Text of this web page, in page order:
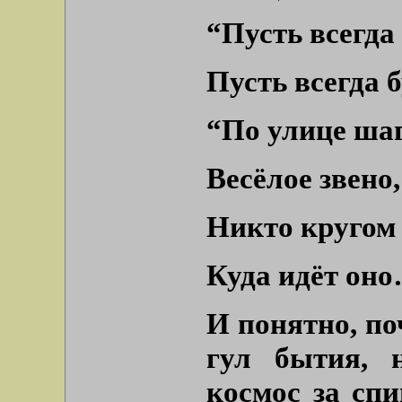
“Пусть
Пусть всегда
“По улице
Весёлое звено,
Никто кругом
Куда идёт
И понятно,
гул бытия,
космос за